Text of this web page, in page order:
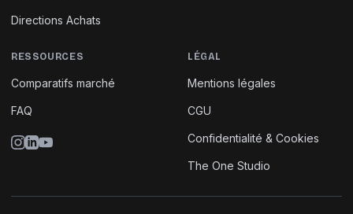
Directions Achats
RESSOURCES
Comparatifs marché
FAQ
LÉGAL
Mentions légales
CGU
Confidentialité & Cookies
The One Studio